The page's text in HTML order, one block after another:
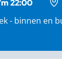
22:00
- binnen en